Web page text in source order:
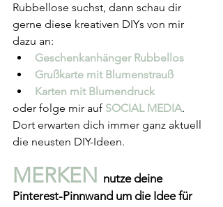
Rubbellose suchst, dann schau dir
gerne diese kreativen DIYs von mir
dazu an:
Geschenkanhänger Rubbellos
Grußkarte mit Blumenstrauß
Karten mit Blumendruck
oder folge mir auf SOCIAL MEDIA.
Dort erwarten dich immer ganz aktuell
die neusten DIY-Ideen.
MERKEN nutze deine
Pinterest-Pinnwand um die Idee für